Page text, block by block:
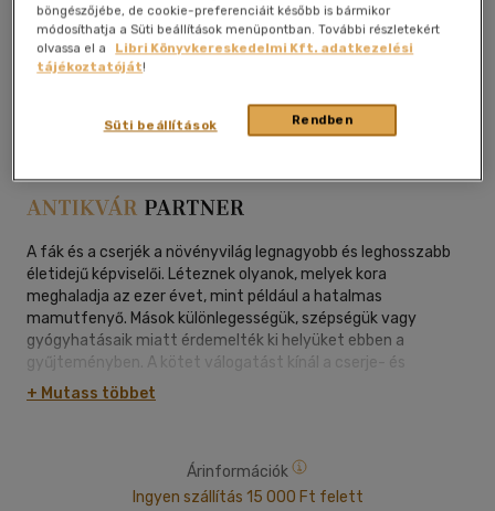
Kívánságlistához adom Megosztom
Kossuth Kiadó|2013|cérnafűzött, keménytáblás|
A fák és a cserjék a növényvilág legnagyobb és leghosszabb
életidejű képviselői. Léteznek olyanok, melyek kora
meghaladja az ezer évet, mint például a hatalmas
mamutfenyő. Mások különlegességük, szépségük vagy
gyógyhatásaik miatt érdemelték ki helyüket ebben a
gyűjteményben. A kötet válogatást kínál a cserje- és
fafajokból, szemet gyönyörködtetés és részletgazdag
illusztrációkkal. A leírások tartalmazzák a fajok tudományos
különleges tulajdonságaikat
+ Mutass többet
Árinformációk
Ingyen szállítás 15 000 Ft felett
böngészőjébe, de cookie-preferenciáit később is bármikor
módosíthatja a Süti beállítások menüpontban. További részletekért
olvassa el a
Libri Könyvkereskedelmi Kft. adatkezelési
tájékoztatóját!
Rendben
Süti beállítások